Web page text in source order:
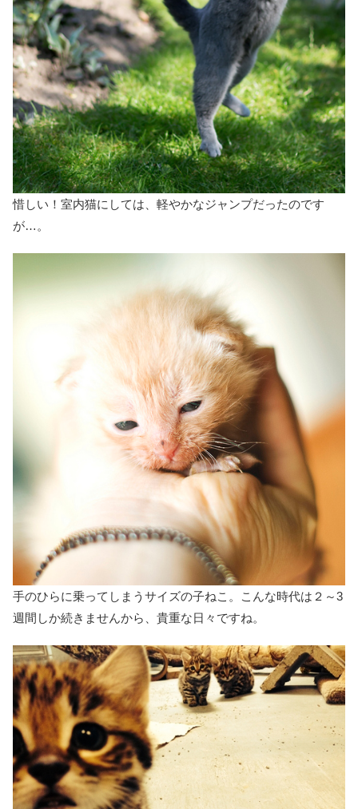
惜しい！室内猫にしては、軽やかなジャンプだったのです
が…。
手のひらに乗ってしまうサイズの子ねこ。こんな時代は２～3
週間しか続きませんから、貴重な日々ですね。